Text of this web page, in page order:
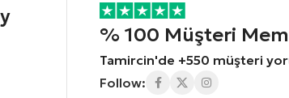
% 100 Müşteri
Tamircin'de +550 müşteri
Follow: